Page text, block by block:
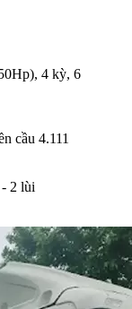
4 kỳ, 6
cầu 4.111
2 lùi